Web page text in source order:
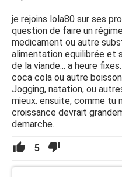
je rejoins lola80 sur ses
question de faire un
medicament ou autre
alimentation equilibrée et
de la viande... a heure
coca cola ou autre
Jogging, natation, ou
mieux. ensuite, comme tu
croissance devrait
demarche.
5